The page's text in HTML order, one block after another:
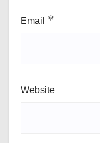
Email *
Website